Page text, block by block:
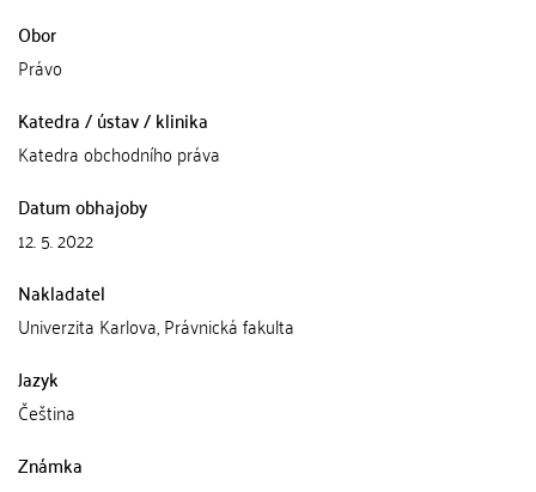
Obor
Právo
Katedra / ústav / klinika
Katedra obchodního práva
Datum obhajoby
12. 5. 2022
Nakladatel
Univerzita Karlova, Právnická fakulta
Jazyk
Čeština
Známka